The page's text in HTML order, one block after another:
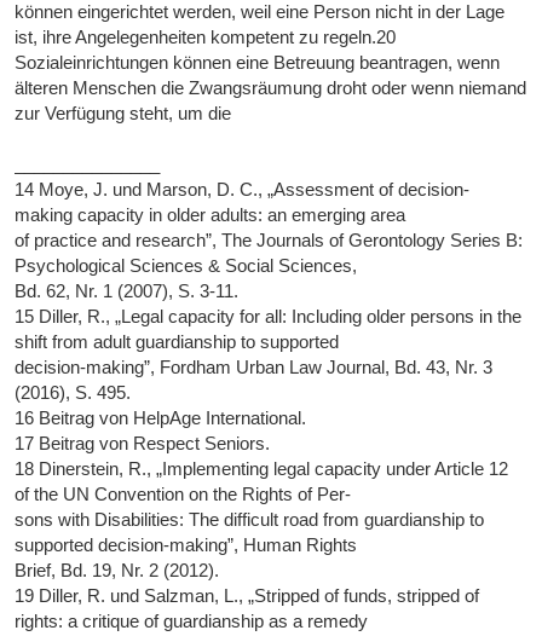
können eingerichtet werden, weil eine Person nicht in der Lage
ist, ihre Angelegenheiten kompetent zu regeln.20
Sozialeinrichtungen können eine Betreuung beantragen, wenn
älteren Menschen die Zwangsräumung droht oder wenn niemand
zur Verfügung steht, um die
14 Moye, J. und Marson, D. C., „Assessment of decision-
making capacity in older adults: an emerging area
of practice and research”, The Journals of Gerontology Series B:
Psychological Sciences & Social Sciences,
Bd. 62, Nr. 1 (2007), S. 3-11.
15 Diller, R., „Legal capacity for all: Including older persons in the
shift from adult guardianship to supported
decision-making”, Fordham Urban Law Journal, Bd. 43, Nr. 3
(2016), S. 495.
16 Beitrag von HelpAge International.
17 Beitrag von Respect Seniors.
18 Dinerstein, R., „Implementing legal capacity under Article 12
of the UN Convention on the Rights of Per-
sons with Disabilities: The difficult road from guardianship to
supported decision-making”, Human Rights
Brief, Bd. 19, Nr. 2 (2012).
19 Diller, R. und Salzman, L., „Stripped of funds, stripped of
rights: a critique of guardianship as a remedy